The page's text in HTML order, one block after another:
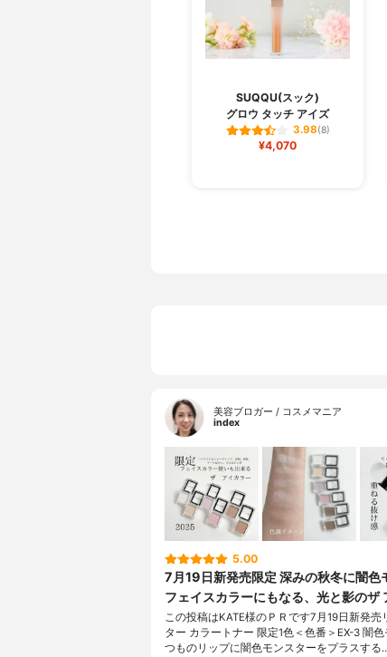
SUQQU(スック)
グロウ タッチ アイズ
3.98(8)
¥4,070
美容ブロガー / コスメマニア
index
5.00
7月19日新発売限定 深みの秋冬に闇色
フェイスカラーにもなる、光と影のザ
この投稿はKATE様のＰＲです7月19日新発売
ター カラートナー 限定1色＜色番＞EX-3 闇
つものリップに闇色モンスターをプラスする